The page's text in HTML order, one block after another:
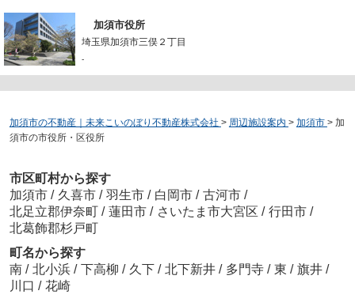
加須市役所
埼玉県加須市三俣２丁目
-
加須市の不動産｜未来こいのぼり不動産株式会社 > 周辺施設案内 > 加須市 > 加
須市の市役所・区役所
市区町村から探す
加須市 / 久喜市 / 羽生市 / 白岡市 / 古河市 /
北足立郡伊奈町 / 蓮田市 / さいたま市大宮区 / 行田市 /
北葛飾郡杉戸町
町名から探す
南 / 北小浜 / 下高柳 / 久下 / 北下新井 / 多門寺 / 東 / 旗井 /
川口 / 花崎